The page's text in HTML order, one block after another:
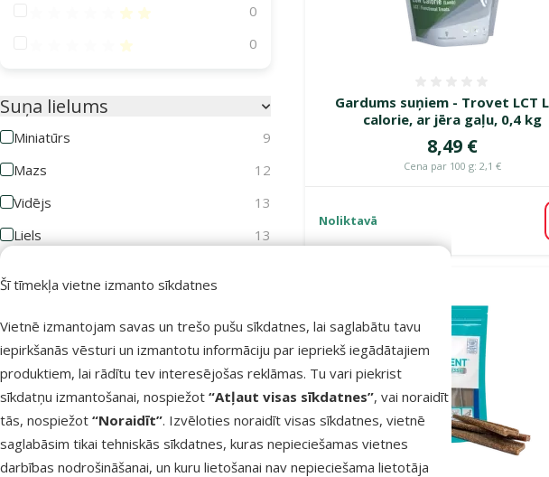
Šī tīmekļa vietne izmanto sīkdatnes
Vietnē izmantojam savas un trešo pušu sīkdatnes, lai saglabātu tavu
iepirkšanās vēsturi un izmantotu informāciju par iepriekš iegādātajiem
produktiem, lai rādītu tev interesējošas reklāmas. Tu vari piekrist
sīkdatņu izmantošanai, nospiežot “Atļaut visas sīkdatnes”, vai noraidīt
tās, nospiežot “Noraidīt”. Izvēloties noraidīt visas sīkdatnes, vietnē
saglabāsim tikai tehniskās sīkdatnes, kuras nepieciešamas vietnes
darbības nodrošināšanai, un kuru lietošanai nav nepieciešama lietotāja
Atsauksmes 40%
0
Atsauksmes 20%
0
Suņa lielums
Miniatūrs
9
Mazs
12
Vidējs
13
Liels
13
Suņa vecums
Kucēns Pieaudzis Seniors
Veselības stāvoklis
Gardums suņiem - Trovet LCT
calorie, ar jēra gaļu, 0,4 kg
Cena
8,49 €
Cena par 100 g: 2,1 €
Noliktavā